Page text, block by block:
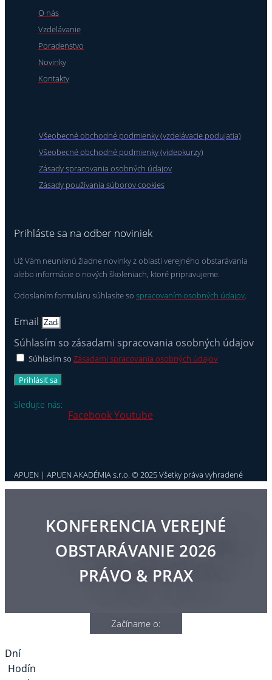
O nás
Vzdelávanie
Poradenstvo
Novinky
Kontakty
Všeobecné obchodné podmienky (vzdelávacie podujatia)
Všeobecné obchodné podmienky (videokurzy)
Zásady spracovania osobných údajov
Zásady používania súborov cookies
Prihláste sa na odber noviniek
Už Vám neuniknú žiadne novinky z oblasti verejného obstarávania
alebo informácie o nových školeniach, ktoré pripravujeme.
Odoslaním formuláru súhlasíte so spracovaním osobných údajov.
Email
Súhlasím so zásadami spracovania osobných údajov
Súhlasím so Zásadami spracovania osobných údajov
Prihlásiť sa
Sledujte nás:
FacebookYoutube
APUEN | APUEN AKADÉMIA s.r.o. © 2025 Všetky práva vyhradené
KONFERENCIA VEREJNÉ
OBSTARÁVANIE 2026
PRÁVO & PRAX
Začíname o:
Dní
Hodín